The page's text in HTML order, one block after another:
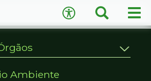
Busca
Acessibilidade ×
Ambiente